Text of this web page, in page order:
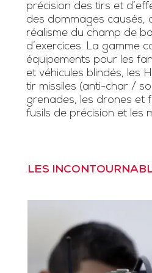
précision des tirs et
des dommages causés,
réalisme du champ de
d’exercices. La gamme
équipements pour les
et véhicules blindés, les
tir missiles (anti-char /
grenades, les drones et
fusils de précision et les
LES